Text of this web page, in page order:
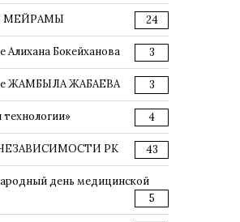
МЕЙРАМЫ 24
Алихана Бокейханова 3
ЖАМБЫЛА ЖАБАЕВА 3
технологии» 4
РК 43
день медицинской
5